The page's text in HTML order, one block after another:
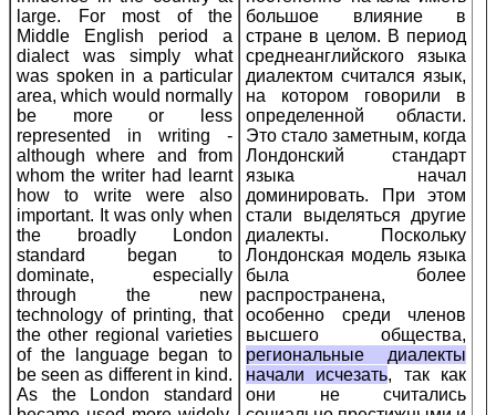
large. For most of the
Middle English period a
dialect was simply what
was spoken in a particular
area, which would normally
be more or less
represented in writing -
although where and from
whom the writer had learnt
how to write were also
important. It was only when
the broadly London
standard began to
dominate, especially
through the new
technology of printing, that
the other regional varieties
of the language began to
be seen as different in kind.
As the London standard
большое влияние в
стране в целом. В период
среднеанглийского языка
диалектом считался язык,
на котором говорили в
определенной области.
Это стало заметным, когда
Лондонский стандарт
языка начал
доминировать. При этом
стали выделяться другие
диалекты. Поскольку
Лондонская модель языка
была более
распространена,
особенно среди членов
высшего общества,
региональные диалекты
начали исчезать, так как
они не считались